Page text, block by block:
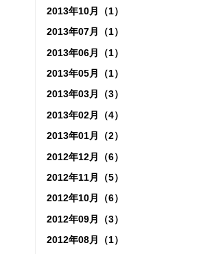
2013年10月（1）
2013年07月（1）
2013年06月（1）
2013年05月（1）
2013年03月（3）
2013年02月（4）
2013年01月（2）
2012年12月（6）
2012年11月（5）
2012年10月（6）
2012年09月（3）
2012年08月（1）